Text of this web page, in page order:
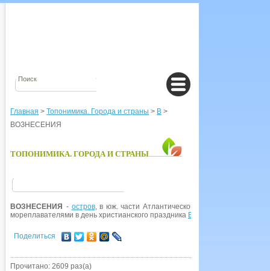
Главная > Топонимика. Города и страны > В >
ВОЗНЕСЕНИЯ
ТОПОНИМИКА. ГОРОДА И СТРАНЫ
ВОЗНЕСЕНИЯ - остров, в юж. части Атлантического океана; владение
мореплавателями в день христианского праздника Вознесения
Поделиться
Прочитано: 2609 раз(а)